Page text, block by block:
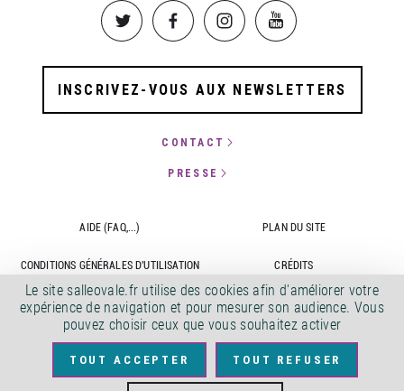
Image Image Image Image Image
Image Image Image Image
INSCRIVEZ-VOUS AUX NEWSLETTERS
CONTACT
PRESSE
AIDE (FAQ,...) PLAN DU SITE
CONDITIONS GÉNÉRALES D'UTILISATION CRÉDITS
CONTACTS ACCESSIBILITÉ : NON CONFORME
COPYRIGHT 2022
Le site salleovale.fr utilise des cookies afin d'améliorer votre
expérience de navigation et pour mesurer son audience. Vous
pouvez choisir ceux que vous souhaitez activer
TOUT ACCEPTER TOUT REFUSER